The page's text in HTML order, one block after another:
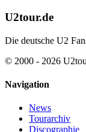
U2tour.de
Die deutsche U2
© 2000 - 2026
Navigation
News
Tourarchiv
Discographie